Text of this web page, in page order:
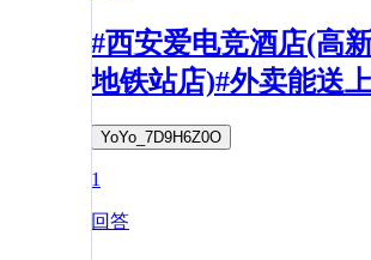
#西安爱电竞酒店(高
地铁站店)#外卖能送
YoYo_7D9H6Z0O
1
回答